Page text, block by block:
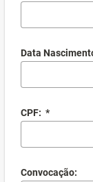
Data
CPF: *
Convocação: